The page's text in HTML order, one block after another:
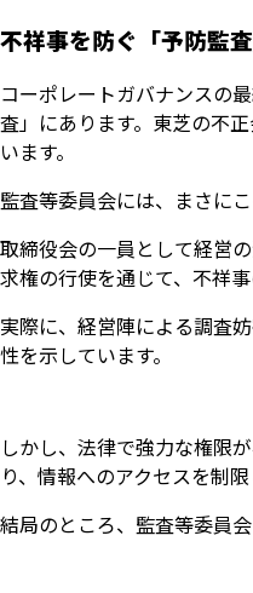
不祥事を防ぐ「予防監
コーポレートガバナンスの
査」にあります。東芝の不
います。
監査等委員会には、まさに
取締役会の一員として経営
求権の行使を通じて、不祥
実際に、経営陣による調査
性を示しています。
しかし、法律で強力な権限
り、情報へのアクセスを制
結局のところ、監査等委員